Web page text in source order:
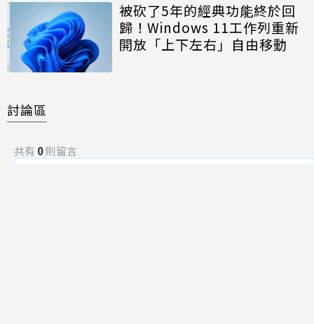
被砍了5年的經典功能終於回
歸！Windows 11工作列重新
開放「上下左右」自由移動
討論區
共有 0則留言